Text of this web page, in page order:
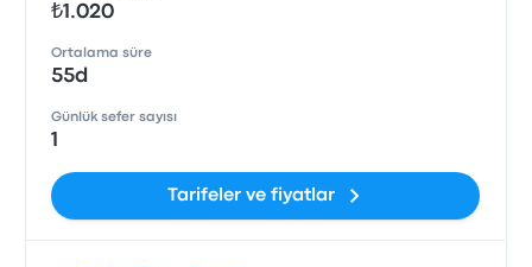
₺1.020
Ortalama süre
55d
Günlük sefer sayısı
1
Tarifeler ve fiyatlar